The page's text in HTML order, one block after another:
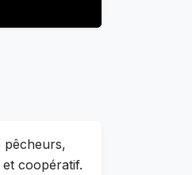
pêcheurs,
coopératif.